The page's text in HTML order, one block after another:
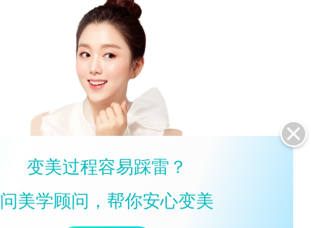
变美过程容易踩雷？
问美学顾问，帮你安心变美